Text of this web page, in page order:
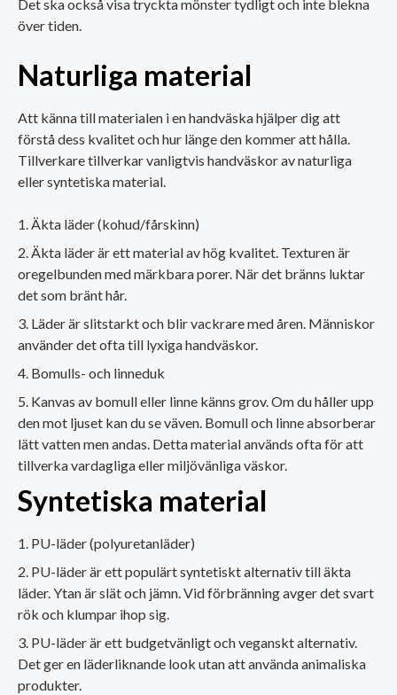
Det ska också visa tryckta mönster tydligt och inte blekna
över tiden.
Naturliga material
Att känna till materialen i en handväska hjälper dig att
förstå dess kvalitet och hur länge den kommer att hålla.
Tillverkare tillverkar vanligtvis handväskor av naturliga
eller syntetiska material.
Äkta läder (kohud/fårskinn)
Äkta läder är ett material av hög kvalitet. Texturen är
oregelbunden med märkbara porer. När det bränns luktar
det som bränt hår.
Läder är slitstarkt och blir vackrare med åren. Människor
använder det ofta till lyxiga handväskor.
Bomulls- och linneduk
Kanvas av bomull eller linne känns grov. Om du håller upp
den mot ljuset kan du se väven. Bomull och linne absorberar
lätt vatten men andas. Detta material används ofta för att
tillverka vardagliga eller miljövänliga väskor.
Syntetiska material
PU-läder (polyuretanläder)
PU-läder är ett populärt syntetiskt alternativ till äkta
läder. Ytan är slät och jämn. Vid förbränning avger det svart
rök och klumpar ihop sig.
PU-läder är ett budgetvänligt och veganskt alternativ.
Det ger en läderliknande look utan att använda animaliska
produkter.